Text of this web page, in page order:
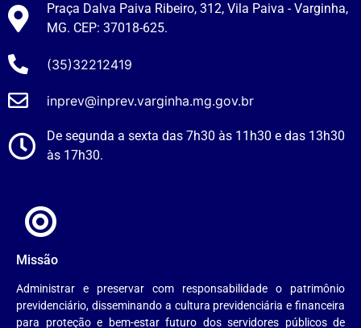
Praça Dalva Paiva Ribeiro, 312, Vila Paiva - Varginha,
MG. CEP: 37018-625.
(35)32212419
inprev@inprev.varginha.mg.gov.br
De segunda a sexta das 7h30 às 11h30 e das 13h30
às 17h30.
Missão
Administrar e preservar com responsabilidade o patrimônio
previdenciário, disseminando a cultura previdenciária e financeira
para proteção e bem-estar futuro dos servidores públicos de